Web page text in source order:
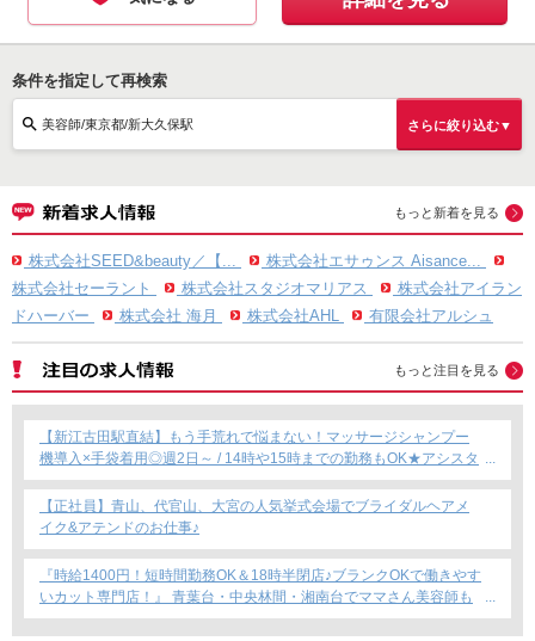
条件を指定して再検索
美容師/東京都/新大久保駅 さらに絞り込む▼
もっと新着を見る
株式会社SEED&beauty／【...
株式会社エサゥンス Aisance...
株式会社セーラント
株式会社スタジオマリアス
株式会社アイラン
ドハーバー
株式会社 海月 株式会社AHL 有限会社アルシュ
もっと注目を見る
【新江古田駅直結】もう手荒れで悩まない！マッサージシャンプー
機導入×手袋着用◎週2日～ / 14時や15時までの勤務もOK★アシスタ
ント専任募集★
【正社員】青山、代官山、大宮の人気挙式会場でブライダルヘアメ
イク&アテンドのお仕事♪
『時給1400円！短時間勤務OK＆18時半閉店♪ブランクOKで働きやす
いカット専門店！』 青葉台・中央林間・湘南台でママさん美容師も
安心のサロン募集！